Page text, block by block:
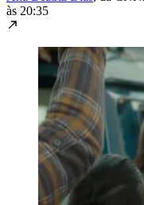
às 20:35